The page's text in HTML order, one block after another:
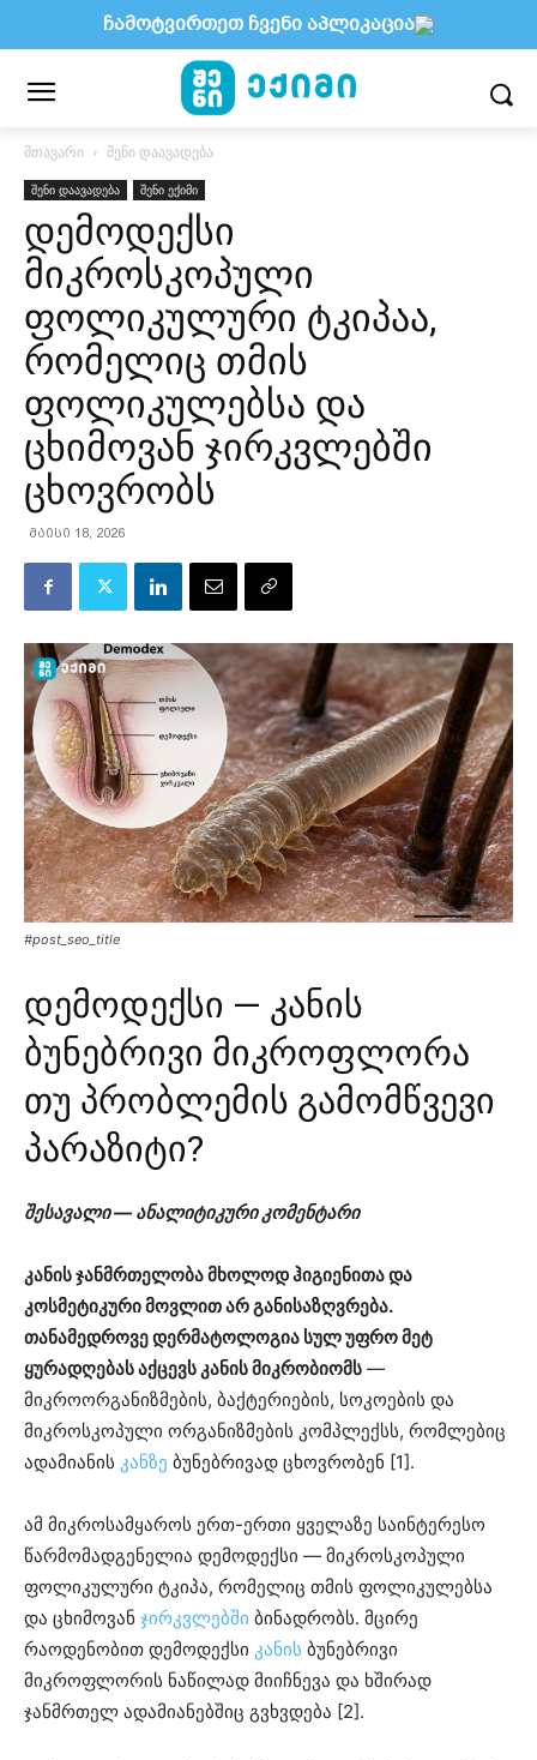
მთავარი შენი დაავადება
შენი დაავადება შენი ექიმი
დემოდექსი
მიკროსკოპული
ფოლიკულური ტკიპაა,
რომელიც თმის
ფოლიკულებსა და
ცხიმოვან ჯირკვლებში
ცხოვრობს
მაისი 18, 2026
#post_seo_title
დემოდექსი — კანის
ბუნებრივი მიკროფლორა
თუ პრობლემის გამომწვევი
პარაზიტი?
შესავალი — ანალიტიკური კომენტარი
კანის ჯანმრთელობა მხოლოდ ჰიგიენითა და
კოსმეტიკური მოვლით არ განისაზღვრება.
თანამედროვე დერმატოლოგია სულ უფრო მეტ
ყურადღებას აქცევს კანის მიკრობიომს —
მიკროორგანიზმების, ბაქტერიების, სოკოების და
მიკროსკოპული ორგანიზმების კომპლექსს, რომლებიც
ადამიანის კანზე ბუნებრივად ცხოვრობენ [1].
ამ მიკროსამყაროს ერთ-ერთი ყველაზე საინტერესო
წარმომადგენელია დემოდექსი — მიკროსკოპული
ფოლიკულური ტკიპა, რომელიც თმის ფოლიკულებსა
და ცხიმოვან ჯირკვლებში ბინადრობს. მცირე
რაოდენობით დემოდექსი კანის ბუნებრივი
მიკროფლორის ნაწილად მიიჩნევა და ხშირად
ჯანმრთელ ადამიანებშიც გვხვდება [2].
ჩამოტვირთეთ ჩვენი აპლიკაცია